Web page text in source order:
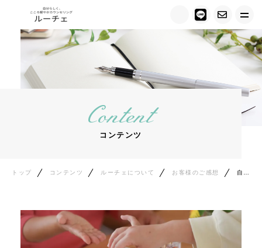
トップ
ルーチェについて
キャンペーン情報
カウンセラー紹介
ご相談の流れ
Content
コンテンツ
トップ コンテンツ ルーチェについて お客様のご感想